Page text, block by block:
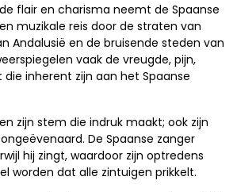
flair en charisma neemt de Spaanse
muzikale reis door de straten van
Andalusië en de bruisende steden van
vaak de vreugde, pijn,
inherent zijn aan het Spaanse
zijn stem die indruk maakt; ook zijn
De Spaanse zanger
hij zingt, waardoor zijn optredens
worden dat alle zintuigen prikkelt.